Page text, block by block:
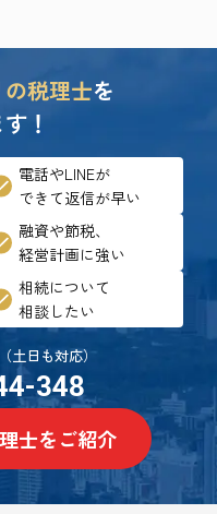
税理士を
！
電話やLINEが
できて返信が早い
融資や節税、
経営計画に強い
相続について
相談したい
土日も対応）
348
士をご紹介